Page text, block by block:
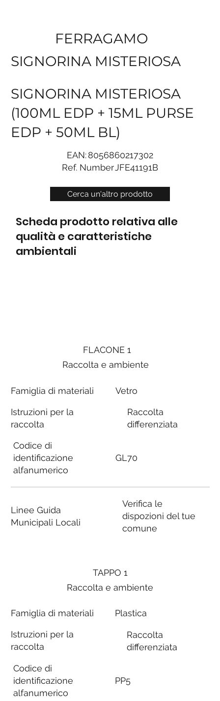
Cerca un'altro prodotto
FERRAGAMO
SIGNORINA MISTERIOSA
SIGNORINA MISTERIOSA
(100ML EDP + 15ML PURSE
EDP + 50ML BL)
EAN:8056860217302
Ref. NumberJFE41191B
Scheda prodotto relativa alle
qualità e caratteristiche
ambientali
FLACONE 1
Raccolta e ambiente
Famiglia di materiali
Istruzioni per la
raccolta
Codice di
identificazione
alfanumerico
Linee Guida
Municipali Locali
Vetro
Raccolta
differenziata
GL70
Verifica le
dispozioni del tue
comune
TAPPO 1
Raccolta e ambiente
Famiglia di materiali
Istruzioni per la
raccolta
Codice di
identificazione
alfanumerico
Plastica
Raccolta
differenziata
PP5